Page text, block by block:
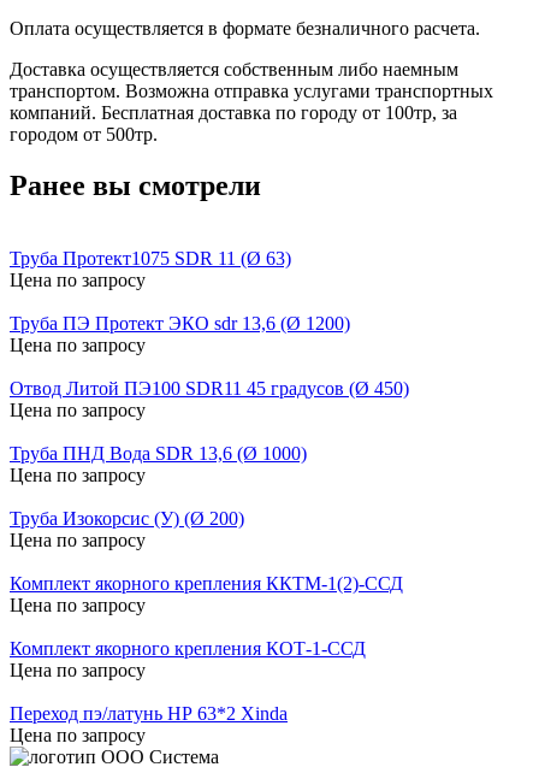
Оплата осуществляется в формате безналичного расчета.
Доставка осуществляется собственным либо наемным
транспортом. Возможна отправка услугами транспортных
компаний. Бесплатная доставка по городу от 100тр, за
городом от 500тр.
Ранее вы смотрели
Труба Протект1075 SDR 11 (Ø 63)
Цена по запросу
Труба ПЭ Протект ЭКО sdr 13,6 (Ø 1200)
Цена по запросу
Отвод Литой ПЭ100 SDR11 45 градусов (Ø 450)
Цена по запросу
Труба ПНД Вода SDR 13,6 (Ø 1000)
Цена по запросу
Труба Изокорсис (У) (Ø 200)
Цена по запросу
Комплект якорного крепления ККТМ-1(2)-ССД
Цена по запросу
Комплект якорного крепления КОТ-1-ССД
Цена по запросу
Переход пэ/латунь НР 63*2 Xinda
Цена по запросу